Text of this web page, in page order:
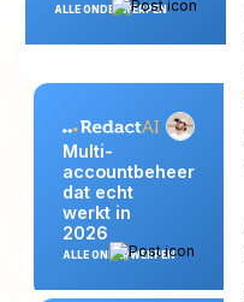
ALLE ONDERWERPEN
Multi-
accountbeheer
dat echt
werkt in
2026
ALLE ONDERWERPEN